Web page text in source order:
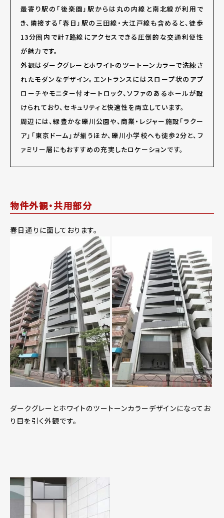
最寄り駅の「後楽園」駅からは丸の内線と南北線が利用で
き、隣接する「春日」駅の三田線・大江戸線も含めると、徒歩
13分圏内で計7路線にアクセスできる圧倒的な交通利便性
が魅力です。
外観はダークグレーとホワイトのツートーンカラーで洗練さ
れたモダンなデザイン。エントランスにはスロープ状のアプ
ローチやモニター付オートロック、ソファのあるホールが設
けられており、セキュリティと快適性を両立しています。
周辺には、緑豊かな礫川公園や、商業・レジャー施設「ラクー
ア」「東京ドーム」が揃うほか、礫川小学校へも徒歩2分と、フ
ァミリー層にもおすすめの充実したロケーションです。
物件外観・共用部分
春日通りに面しております。
ダークグレーとホワイトのツートーンカラーデザインになってお
り目を引く外観です。